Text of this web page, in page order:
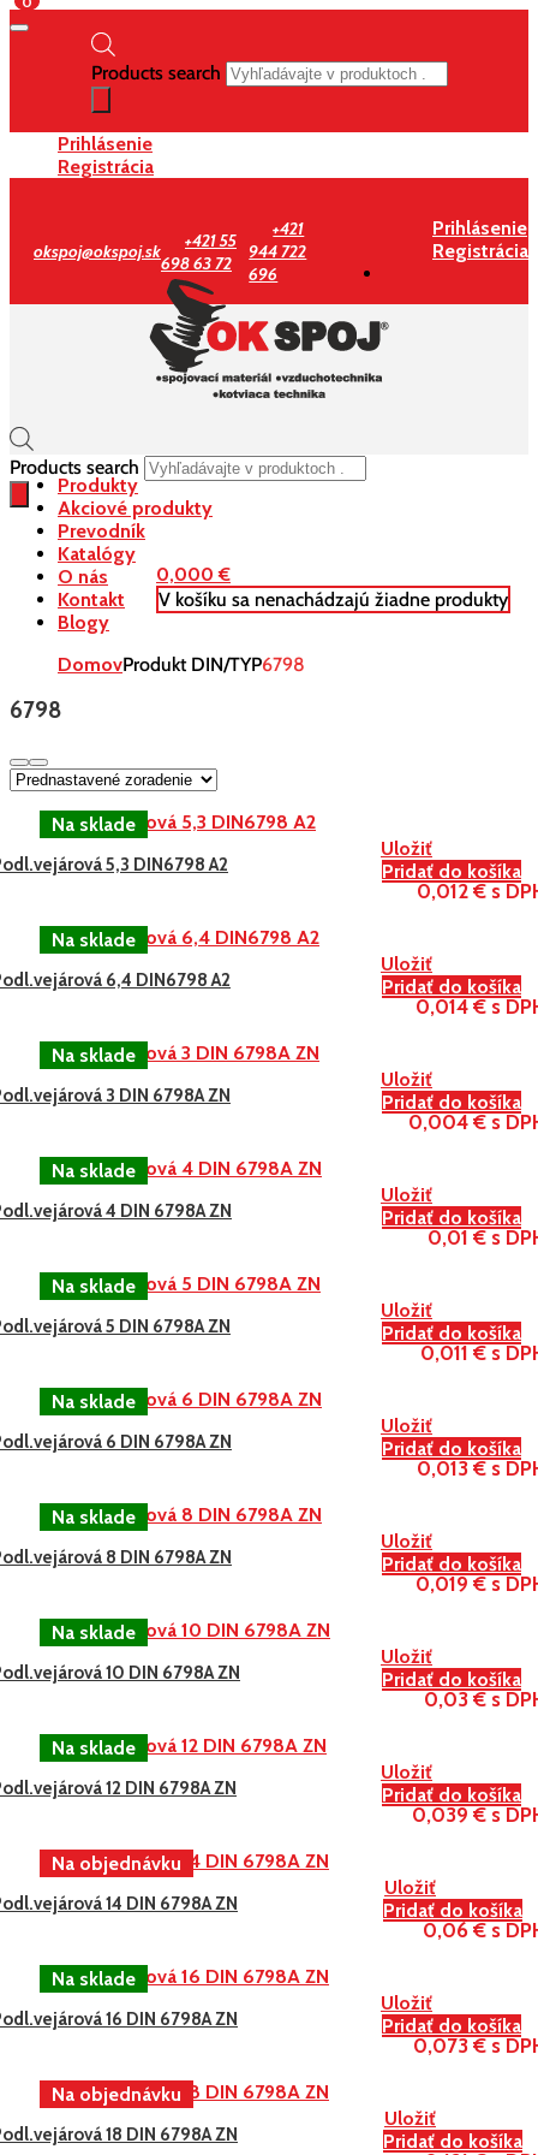
Products search
Prihlásenie
Registrácia
okspoj@okspoj.sk
+421 55
698 63 72
+421
944 722
696
Prihlásenie
Registrácia
Products search
0,000€
V košíku sa nenachádzajú žiadne produkty
Produkty
Akciové produkty
Prevodník
Katalógy
O nás
Kontakt
Blogy
DomovProdukt DIN/TYP6798
6798
Uložiť
Pridať do košíka
5,3 DIN6798 A2
0,012 € s
Uložiť
Pridať do košíka
6,4 DIN6798 A2
0,014 € s
Uložiť
Pridať do košíka
3 DIN 6798A ZN
0,004 € s
Uložiť
Pridať do košíka
4 DIN 6798A ZN
0,01 € s
Uložiť
Pridať do košíka
5 DIN 6798A ZN
0,011 € s
Uložiť
Pridať do košíka
6 DIN 6798A ZN
0,013 € s
Uložiť
Pridať do košíka
8 DIN 6798A ZN
0,019 € s
Uložiť
Pridať do košíka
10 DIN 6798A ZN
0,03 € s
Uložiť
Pridať do košíka
12 DIN 6798A ZN
0,039 € s
Uložiť
Pridať do košíka
14 DIN 6798A ZN
0,06 € s
Uložiť
Pridať do košíka
16 DIN 6798A ZN
0,073 € s
Uložiť
Pridať do košíka
18 DIN 6798A ZN